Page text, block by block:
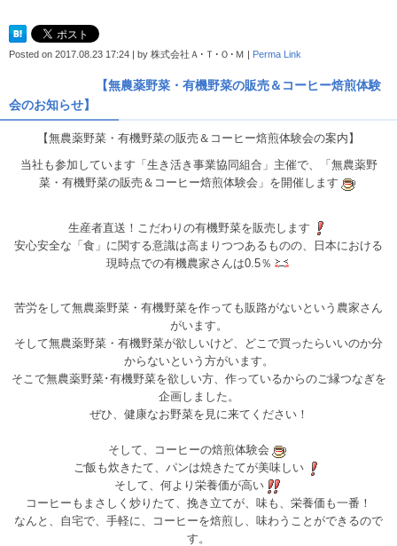
Posted on 2017.08.23 17:24 | by 株式会社Ａ･Ｔ･Ｏ･Ｍ | Perma Link
【無農薬野菜・有機野菜の販売＆コーヒー焙煎体験
会のお知らせ】
【無農薬野菜・有機野菜の販売＆コーヒー焙煎体験会の案内】
当社も参加しています「生き活き事業協同組合」主催で、「無農薬野
菜・有機野菜の販売＆コーヒー焙煎体験会」を開催します
生産者直送！こだわりの有機野菜を販売します
安心安全な「食」に関する意識は高まりつつあるものの、
日本における
現時点での有機農家さんは0.5％
苦労をして無農薬野菜・有機野菜を作っても販路がないと いう農家さん
がいます。
そして無農薬野菜・有機野菜が欲しいけど、どこで買った らいいのか分
からないという方がいます。
そこで無農薬野菜･有機野菜を欲しい方、作っているからのご縁つなぎを
企画しました。
ぜひ、健康なお野菜を見に来てください！
そして、コーヒーの焙煎体験会
ご飯も炊きたて、パンは焼きたてが美味しい
そして、何より栄養価が高い
コーヒーもまさしく炒りたて、挽き立てが、味も、栄養価 も一番！
なんと、自宅で、手軽に、コーヒーを焙煎し、味わうこと ができるので
す。